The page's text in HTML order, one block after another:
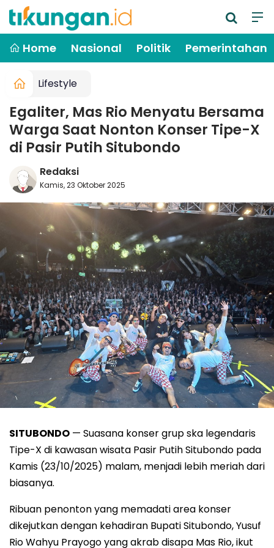
Home Nasional Politik Pemerintahan
Lifestyle
Egaliter, Mas Rio Menyatu Bersama
Warga Saat Nonton Konser Tipe-X
di Pasir Putih Situbondo
Redaksi
Kamis, 23 Oktober 2025
SITUBONDO — Suasana konser grup ska legendaris
Tipe-X di kawasan wisata Pasir Putih Situbondo pada
Kamis (23/10/2025) malam, menjadi lebih meriah dari
biasanya.
Ribuan penonton yang memadati area konser
dikejutkan dengan kehadiran Bupati Situbondo, Yusuf
Rio Wahyu Prayogo yang akrab disapa Mas Rio, ikut